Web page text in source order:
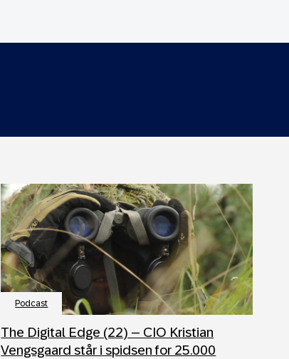
Podcast
The Digital Edge (22) – CIO Kristian
Vengsgaard står i spidsen for 25.000